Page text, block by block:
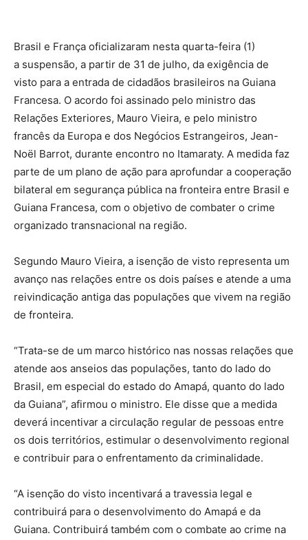
Brasil e França oficializaram nesta quarta-feira (1)
a suspensão, a partir de 31 de julho, da exigência de
visto para a entrada de cidadãos brasileiros na Guiana
Francesa. O acordo foi assinado pelo ministro das
Relações Exteriores, Mauro Vieira, e pelo ministro
francês da Europa e dos Negócios Estrangeiros, Jean-
Noël Barrot, durante encontro no Itamaraty. A medida faz
parte de um plano de ação para aprofundar a cooperação
bilateral em segurança pública na fronteira entre Brasil e
Guiana Francesa, com o objetivo de combater o crime
organizado transnacional na região.
Segundo Mauro Vieira, a isenção de visto representa um
avanço nas relações entre os dois países e atende a uma
reivindicação antiga das populações que vivem na região
de fronteira.
“Trata-se de um marco histórico nas nossas relações que
atende aos anseios das populações, tanto do lado do
Brasil, em especial do estado do Amapá, quanto do lado
da Guiana”, afirmou o ministro. Ele disse que a medida
deverá incentivar a circulação regular de pessoas entre
os dois territórios, estimular o desenvolvimento regional
e contribuir para o enfrentamento da criminalidade.
“A isenção do visto incentivará a travessia legal e
contribuirá para o desenvolvimento do Amapá e da
Guiana. Contribuirá também com o combate ao crime na